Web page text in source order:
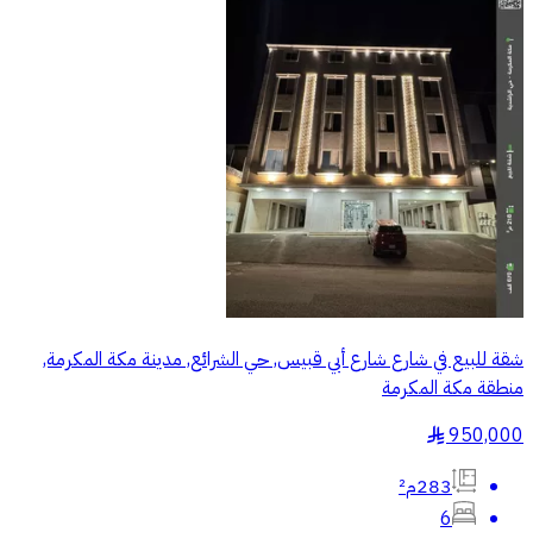
شقة للبيع في شارع شارع أبي قبيس, حي الشرائع, مدينة مكة المكرمة,
منطقة مكة المكرمة
950,000
§
283م²
6